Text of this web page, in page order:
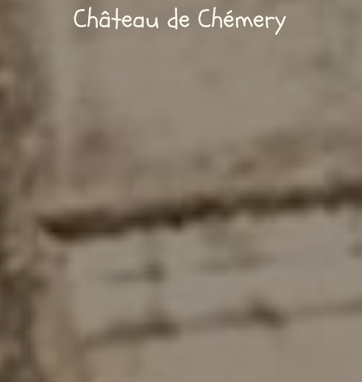
Château de Chémery